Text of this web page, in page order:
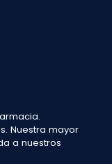
Nuestra mayor
a nuestros